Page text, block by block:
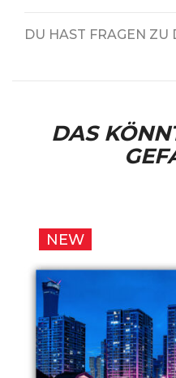
DU HAST FRAGEN
DAS
NEW